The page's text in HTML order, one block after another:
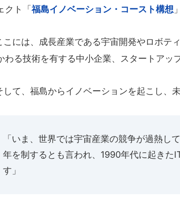
クト「 福島イノベーション・コースト構想
には、成長産業である宇宙開発やロボテ
わる技術を有する中小企業、スタートアッ
て、福島からイノベーションを起こし、
「いま、世界では宇宙産業の競争が過熱し
年を制するとも言われ、1990年代に起きた
す」